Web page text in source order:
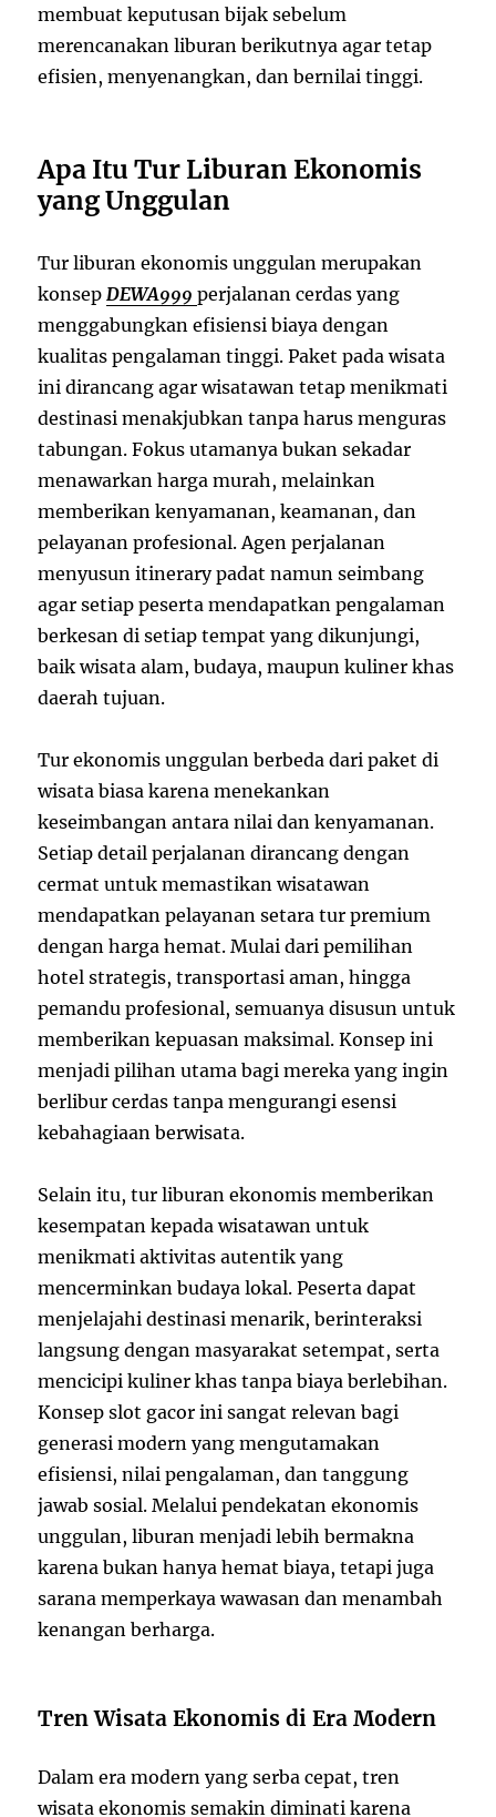
membuat keputusan bijak sebelum
merencanakan liburan berikutnya agar tetap
efisien, menyenangkan, dan bernilai tinggi.
Apa Itu Tur Liburan Ekonomis
yang Unggulan
Tur liburan ekonomis unggulan merupakan
konsep DEWA999perjalanan cerdas yang
menggabungkan efisiensi biaya dengan
kualitas pengalaman tinggi. Paket pada wisata
ini dirancang agar wisatawan tetap menikmati
destinasi menakjubkan tanpa harus menguras
tabungan. Fokus utamanya bukan sekadar
menawarkan harga murah, melainkan
memberikan kenyamanan, keamanan, dan
pelayanan profesional. Agen perjalanan
menyusun itinerary padat namun seimbang
agar setiap peserta mendapatkan pengalaman
berkesan di setiap tempat yang dikunjungi,
baik wisata alam, budaya, maupun kuliner khas
daerah tujuan.
Tur ekonomis unggulan berbeda dari paket di
wisata biasa karena menekankan
keseimbangan antara nilai dan kenyamanan.
Setiap detail perjalanan dirancang dengan
cermat untuk memastikan wisatawan
mendapatkan pelayanan setara tur premium
dengan harga hemat. Mulai dari pemilihan
hotel strategis, transportasi aman, hingga
pemandu profesional, semuanya disusun untuk
memberikan kepuasan maksimal. Konsep ini
menjadi pilihan utama bagi mereka yang ingin
berlibur cerdas tanpa mengurangi esensi
kebahagiaan berwisata.
Selain itu, tur liburan ekonomis memberikan
kesempatan kepada wisatawan untuk
menikmati aktivitas autentik yang
mencerminkan budaya lokal. Peserta dapat
menjelajahi destinasi menarik, berinteraksi
langsung dengan masyarakat setempat, serta
mencicipi kuliner khas tanpa biaya berlebihan.
Konsep slot gacor ini sangat relevan bagi
generasi modern yang mengutamakan
efisiensi, nilai pengalaman, dan tanggung
jawab sosial. Melalui pendekatan ekonomis
unggulan, liburan menjadi lebih bermakna
karena bukan hanya hemat biaya, tetapi juga
sarana memperkaya wawasan dan menambah
kenangan berharga.
Tren Wisata Ekonomis di Era Modern
Dalam era modern yang serba cepat, tren
wisata ekonomis semakin diminati karena